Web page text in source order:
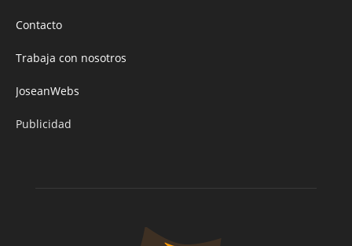
Contacto
Trabaja con nosotros
JoseanWebs
Publicidad